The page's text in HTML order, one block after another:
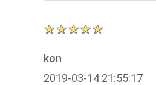
kon
2019-03-14 21:55:17